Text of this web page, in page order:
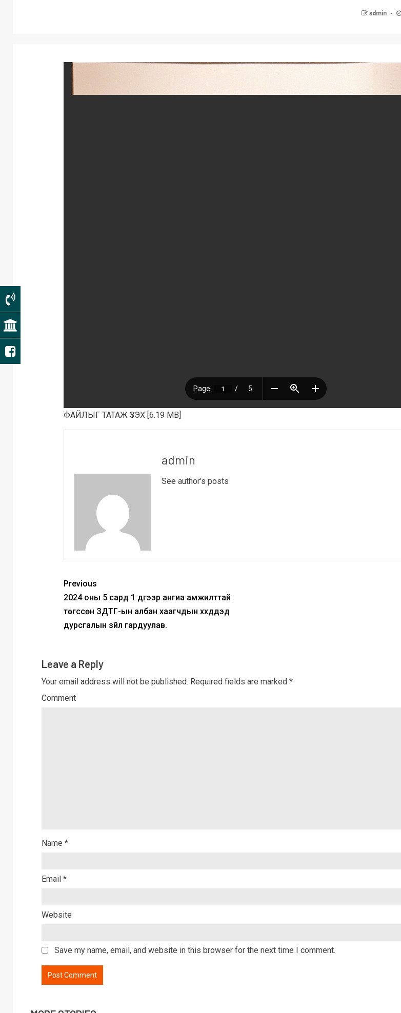
admin
ФАЙЛЫГ ТАТАЖ ҮЗЭХ [6.19 MB]
admin
See author's posts
Previous
2024 оны 5 сард 1 дүгээр ангиа амжилттай
төгссөн ЗДТГ-ын албан хаагчдын хүүхдүүдэд
дурсгалын зүйл гардуулав.
Leave a Reply
Your email address will not be published. Required fields are marked *
Comment
Name *
Email *
Website
Save my name, email, and website in this browser for the next time I comment.